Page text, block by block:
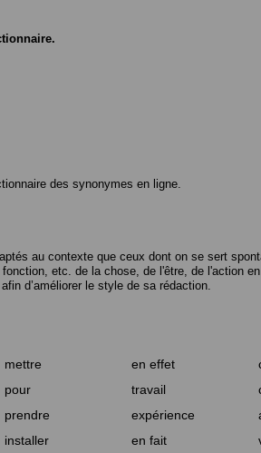
des synonymes en ligne.
au contexte que ceux dont on se sert
etc. de la chose, de l'être, de l'action
d’améliorer le style de sa rédaction.
mettre en effet
pour travail
prendre expérience
installer en fait